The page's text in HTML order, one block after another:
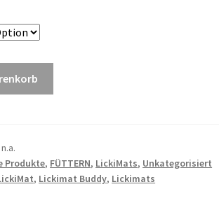
n.a.
Produkte, FÜTTERN, LickiMats, Unkategorisiert
, Lickimat Buddy, Lickimats